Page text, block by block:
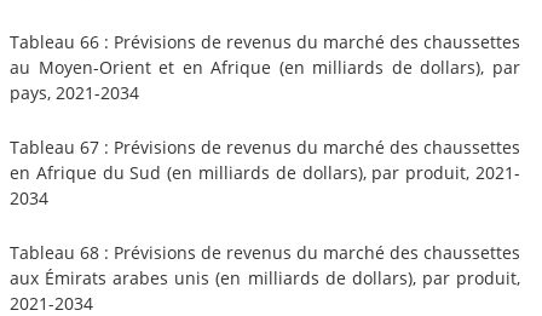
Tableau 66 : Prévisions de revenus du marché des chaussettes
au Moyen-Orient et en Afrique (en milliards de dollars), par
pays, 2021-2034
Tableau 67 : Prévisions de revenus du marché des chaussettes
en Afrique du Sud (en milliards de dollars), par produit, 2021-
2034
Tableau 68 : Prévisions de revenus du marché des chaussettes
aux Émirats arabes unis (en milliards de dollars), par produit,
2021-2034